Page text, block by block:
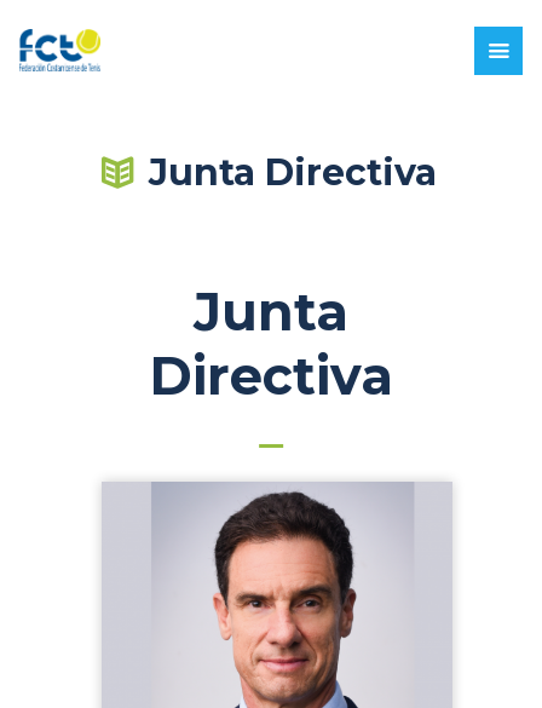
Junta Directiva
Junta
Directiva